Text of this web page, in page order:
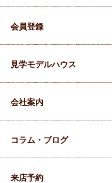
会員登録
見学モデルハウス
会社案内
コラム・ブログ
来店予約